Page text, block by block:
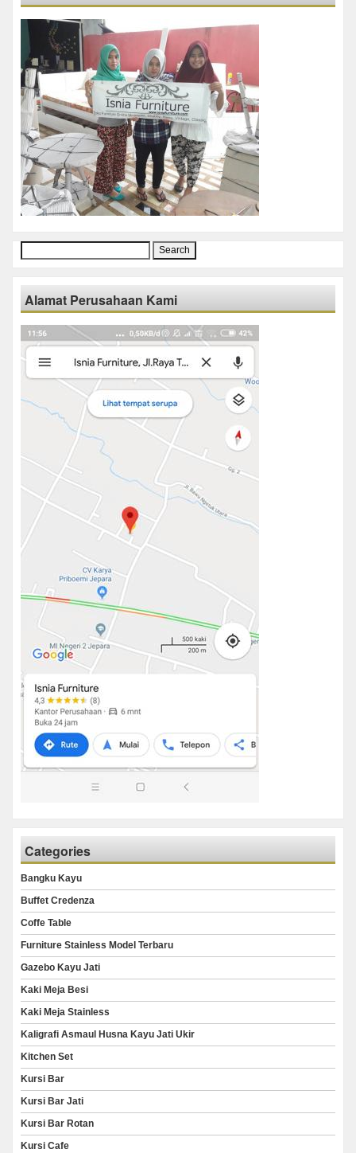
for:
Alamat Perusahaan Kami
Categories
Bangku Kayu
Buffet Credenza
Coffe Table
Furniture Stainless Model Terbaru
Gazebo Kayu Jati
Kaki Meja Besi
Kaki Meja Stainless
Kaligrafi Asmaul Husna Kayu Jati Ukir
Kitchen Set
Kursi Bar
Kursi Bar Jati
Kursi Bar Rotan
Kursi Cafe